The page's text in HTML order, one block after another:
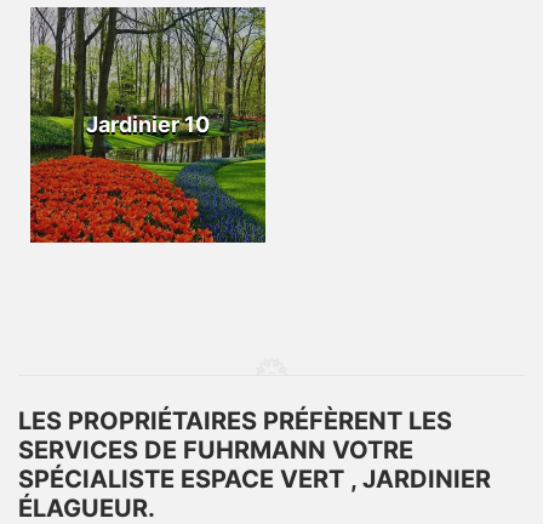
Jardinier 10
LES PROPRIÉTAIRES PRÉFÈRENT LES
SERVICES DE FUHRMANN VOTRE
SPÉCIALISTE ESPACE VERT , JARDINIER
ÉLAGUEUR.